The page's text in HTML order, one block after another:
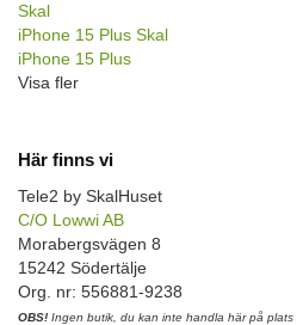
Skal
iPhone 15 Plus Skal
iPhone 15 Plus
Visa fler
Här finns vi
Tele2 by SkalHuset
C/O Lowwi AB
Morabergsvägen 8
15242 Södertälje
Org. nr: 556881-9238
OBS! Ingen butik, du kan inte handla här på plats